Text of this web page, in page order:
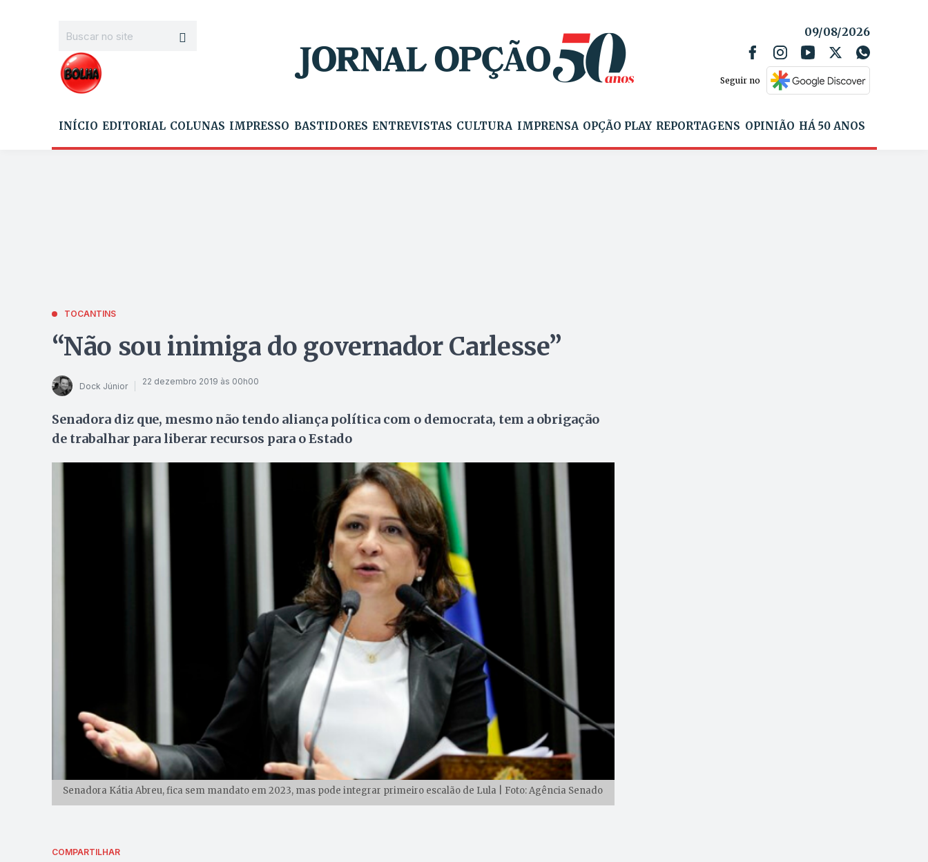
09/08/2026
Seguir no
INÍCIO EDITORIAL COLUNAS IMPRESSO BASTIDORES ENTREVISTAS CULTURA IMPRENSA OPÇÃO PLAY REPORTAGENS OPINIÃO HÁ 50 ANOS
TOCANTINS
“Não sou inimiga do governador Carlesse”
Dock Júnior 22 dezembro 2019 às 00h00
Senadora diz que, mesmo não tendo aliança política com o democrata, tem a obrigação
de trabalhar para liberar recursos para o Estado
Senadora Kátia Abreu, fica sem mandato em 2023, mas pode integrar primeiro escalão de Lula | Foto: Agência Senado
COMPARTILHAR